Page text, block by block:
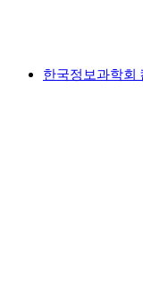
한국정보과학회